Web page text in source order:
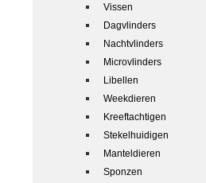
Vissen
Dagvlinders
Nachtvlinders
Microvlinders
Libellen
Weekdieren
Kreeftachtigen
Stekelhuidigen
Manteldieren
Sponzen